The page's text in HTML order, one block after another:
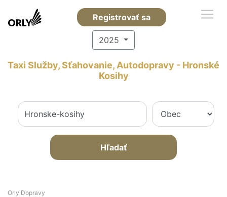
Registrovať sa
2025
Taxi Služby, Sťahovanie, Autodopravy - Hronské
Kosihy
Hľadať
Orly Dopravy